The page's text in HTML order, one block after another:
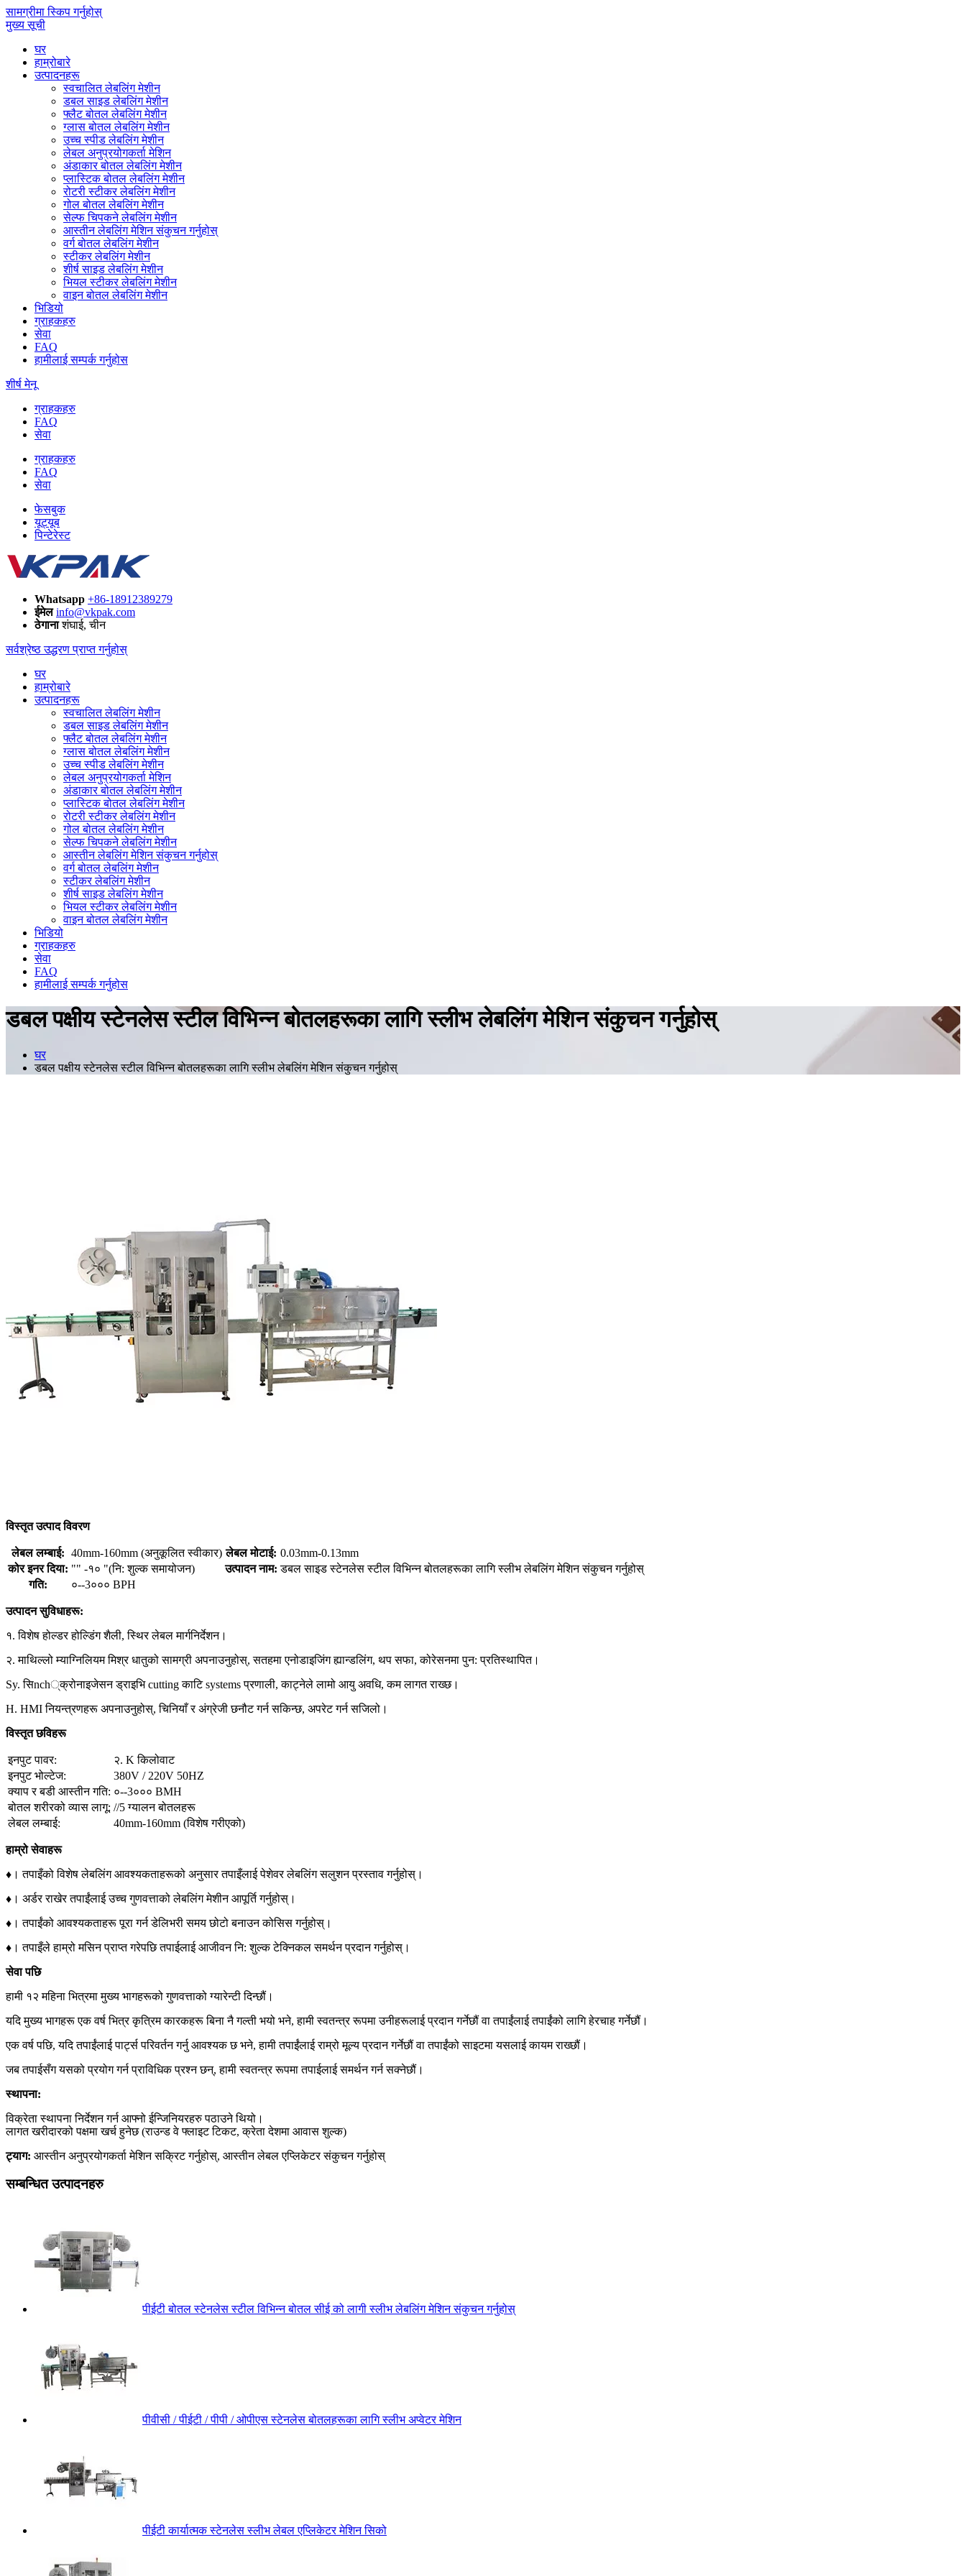
सामग्रीमा स्किप गर्नुहोस्
मुख्य सूची
घर
हाम्रोबारे
उत्पादनहरू
स्वचालित लेबलिंग मेशीन
डबल साइड लेबलिंग मेशीन
फ्लैट बोतल लेबलिंग मेशीन
ग्लास बोतल लेबलिंग मेशीन
उच्च स्पीड लेबलिंग मेशीन
लेबल अनुप्रयोगकर्ता मेशिन
अंडाकार बोतल लेबलिंग मेशीन
प्लास्टिक बोतल लेबलिंग मेशीन
रोटरी स्टीकर लेबलिंग मेशीन
गोल बोतल लेबलिंग मेशीन
सेल्फ चिपकने लेबलिंग मेशीन
आस्तीन लेबलिंग मेशिन संकुचन गर्नुहोस्
वर्ग बोतल लेबलिंग मेशीन
स्टीकर लेबलिंग मेशीन
शीर्ष साइड लेबलिंग मेशीन
भियल स्टीकर लेबलिंग मेशीन
वाइन बोतल लेबलिंग मेशीन
भिडियो
ग्राहकहरु
सेवा
FAQ
हामीलाई सम्पर्क गर्नुहोस
शीर्ष मेनू
ग्राहकहरु
FAQ
सेवा
ग्राहकहरु
FAQ
सेवा
फेसबुक
यूट्यूब
पिन्टेरेस्ट
Whatsapp +86-18912389279
ईमेल info@vkpak.com
ठेगानाशंघाई, चीन
सर्वश्रेष्ठ उद्धरण प्राप्त गर्नुहोस्
घर
हाम्रोबारे
उत्पादनहरू
स्वचालित लेबलिंग मेशीन
डबल साइड लेबलिंग मेशीन
फ्लैट बोतल लेबलिंग मेशीन
ग्लास बोतल लेबलिंग मेशीन
उच्च स्पीड लेबलिंग मेशीन
लेबल अनुप्रयोगकर्ता मेशिन
अंडाकार बोतल लेबलिंग मेशीन
प्लास्टिक बोतल लेबलिंग मेशीन
रोटरी स्टीकर लेबलिंग मेशीन
गोल बोतल लेबलिंग मेशीन
सेल्फ चिपकने लेबलिंग मेशीन
आस्तीन लेबलिंग मेशिन संकुचन गर्नुहोस्
वर्ग बोतल लेबलिंग मेशीन
स्टीकर लेबलिंग मेशीन
शीर्ष साइड लेबलिंग मेशीन
भियल स्टीकर लेबलिंग मेशीन
वाइन बोतल लेबलिंग मेशीन
भिडियो
ग्राहकहरु
सेवा
FAQ
हामीलाई सम्पर्क गर्नुहोस
डबल पक्षीय स्टेनलेस स्टील विभिन्न बोतलहरूका लागि स्लीभ लेबलिंग मेशिन संकुचन गर्नुहोस्
घर
डबल पक्षीय स्टेनलेस स्टील विभिन्न बोतलहरूका लागि स्लीभ लेबलिंग मेशिन संकुचन गर्नुहोस्
विस्तृत उत्पाद विवरण
लेबल लम्बाई: 40mm-160mm (अनुकूलित स्वीकार) लेबल मोटाई: 0.03mm-0.13mm
कोर इनर दिया: "" -१० "(नि: शुल्क समायोजन) उत्पादन नाम: डबल साइड स्टेनलेस स्टील विभिन्न बोतलहरूका लागि स्लीभ लेबलिंग मेशिन संकुचन गर्नुहोस्
गति:
०--3००० BPH
उत्पादन सुविधाहरू:
१. विशेष होल्डर होल्डिंग शैली, स्थिर लेबल मार्गनिर्देशन।
२. माथिल्लो म्याग्निलियम मिश्र धातुको सामग्री अपनाउनुहोस्, सतहमा एनोडाइजिंग ह्यान्डलिंग, थप सफा, कोरेसनमा पुन: प्रतिस्थापित।
Sy. सिnch्क्रोनाइजेसन ड्राइभि cutting काटि systems प्रणाली, काट्नेले लामो आयु अवधि, कम लागत राख्छ।
H. HMI नियन्त्रणहरू अपनाउनुहोस्, चिनियाँ र अंग्रेजी छनौट गर्न सकिन्छ, अपरेट गर्न सजिलो।
विस्तृत छविहरू
इनपुट पावर:
२. K किलोवाट
इनपुट भोल्टेज:
380V / 220V 50HZ
क्याप र बडी आस्तीन गति: ०--3००० BMH
बोतल शरीरको व्यास लागू: //5 ग्यालन बोतलहरू
लेबल लम्बाई:
40mm-160mm (विशेष गरीएको)
हाम्रो सेवाहरू
♦ । तपाइँको विशेष लेबलिंग आवश्यकताहरूको अनुसार तपाइँलाई पेशेवर लेबलिंग सलुशन प्रस्ताव गर्नुहोस्।
♦ । अर्डर राखेर तपाईंलाई उच्च गुणवत्ताको लेबलिंग मेशीन आपूर्ति गर्नुहोस्।
♦ । तपाईंको आवश्यकताहरू पूरा गर्न डेलिभरी समय छोटो बनाउन कोसिस गर्नुहोस्।
♦ । तपाइँले हाम्रो मसिन प्राप्त गरेपछि तपाईलाई आजीवन नि: शुल्क टेक्निकल समर्थन प्रदान गर्नुहोस्।
सेवा पछि
हामी १२ महिना भित्रमा मुख्य भागहरूको गुणवत्ताको ग्यारेन्टी दिन्छौं।
यदि मुख्य भागहरू एक वर्ष भित्र कृत्रिम कारकहरू बिना नै गल्ती भयो भने, हामी स्वतन्त्र रूपमा उनीहरूलाई प्रदान गर्नेछौं वा तपाईंलाई तपाईंको लागि हेरचाह गर्नेछौं।
एक वर्ष पछि, यदि तपाईंलाई पार्ट्स परिवर्तन गर्नु आवश्यक छ भने, हामी तपाईंलाई राम्रो मूल्य प्रदान गर्नेछौं वा तपाईंको साइटमा यसलाई कायम राख्छौं।
जब तपाईसँग यसको प्रयोग गर्न प्राविधिक प्रश्न छन्, हामी स्वतन्त्र रूपमा तपाईलाई समर्थन गर्न सक्नेछौं।
स्थापना:
विक्रेता स्थापना निर्देशन गर्न आफ्नो ईन्जिनियरहरु पठाउने थियो।
लागत खरीदारको पक्षमा खर्च हुनेछ (राउन्ड वे फ्लाइट टिकट, क्रेता देशमा आवास शुल्क)
ट्याग: आस्तीन अनुप्रयोगकर्ता मेशिन सक्रिट गर्नुहोस्, आस्तीन लेबल एप्लिकेटर संकुचन गर्नुहोस्
सम्बन्धित उत्पादनहरु
पीईटी बोतल स्टेनलेस स्टील विभिन्न बोतल सीई को लागी स्लीभ लेबलिंग मेशिन संकुचन गर्नुहोस्
पीवीसी / पीईटी / पीपी / ओपीएस स्टेनलेस बोतलहरूका लागि स्लीभ अप्वेटर मेशिन
पीईटी कार्यात्मक स्टेनलेस स्लीभ लेबल एप्लिकेटर मेशिन सिको